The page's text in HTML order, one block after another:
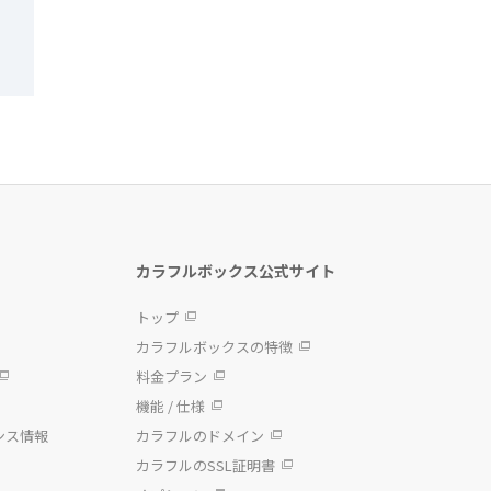
ス情報
カラフルボックス公式サイト
トップ
カラフルボックスの特徴
料金プラン
機能 / 仕様
カラフルのドメイン
カラフルのSSL証明書